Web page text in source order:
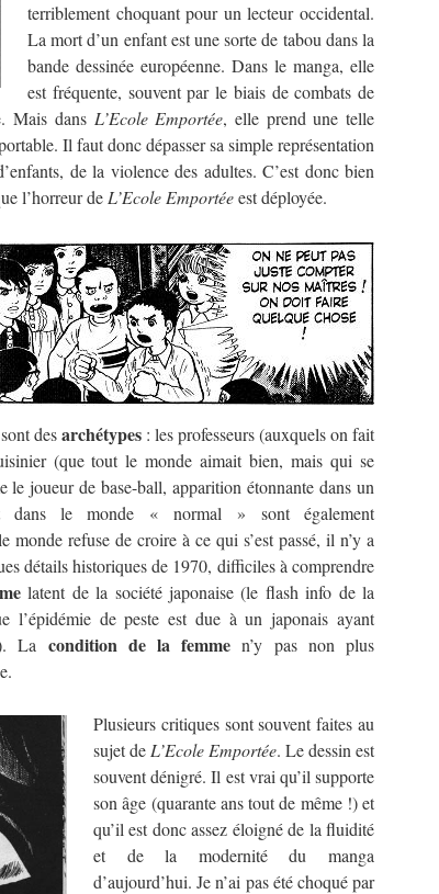
terriblement choquant pour un lecteur occidental.
La mort d’un enfant est une sorte de tabou dans la
bande dessinée européenne. Dans le manga, elle
est fréquente, souvent par le biais de combats de
Mais dans L’Ecole Emportée, elle prend une telle
Il faut donc dépasser sa simple représentation
de la violence des adultes. C’est donc bien
l’horreur de L’Ecole Emportéeest déployée.
desarchétypes: les professeurs (auxquels on fait
(que tout le monde aimait bien, mais qui se
le joueur de base-ball, apparition étonnante dans un
dans le monde « normal » sont également
monde refuse de croire à ce qui s’est passé, il n’y a
détails historiques de 1970, difficiles à comprendre
latent de la société japonaise (le flash info de la
l’épidémie de peste est due à un japonais ayant
La condition de la femme n’y pas non plus
Plusieurs critiques sont souvent faites au
sujet de L’Ecole Emportée. Le dessin est
souvent dénigré. Il est vrai qu’il supporte
son âge (quarante ans tout de même !) et
qu’il est donc assez éloigné de la fluidité
et de la modernité du manga
d’aujourd’hui. Je n’ai pas été choqué par